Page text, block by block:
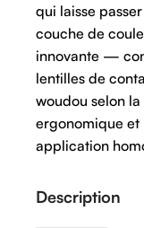
qui laisse
couche de
innovante —
lentilles de
woudou selon
ergonomique et
application
Description